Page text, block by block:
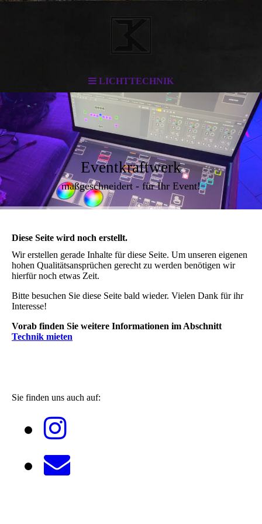
LICHTTECHNIK
Eventkraftwerk
maßgeschneidert - für Ihr Event!
Diese Seite wird noch erstellt.
Wir erstellen gerade Inhalte für diese Seite. Um unseren eigenen
hohen Qualitätsansprüchen gerecht zu werden benötigen wir
hierfür noch etwas Zeit.
Bitte besuchen Sie diese Seite bald wieder. Vielen Dank für ihr
Interesse!
Vorab finden Sie weitere Informationen im Abschnitt
Technik mieten
Sie finden uns auch auf: